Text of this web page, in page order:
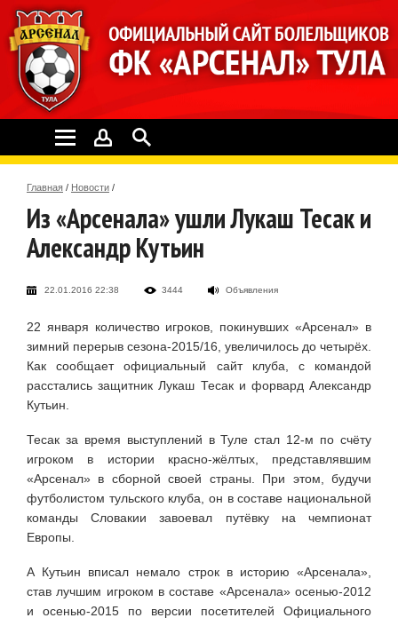
Главная / Новости /
Из «Арсенала» ушли Лукаш Тесак и
Александр Кутьин
22.01.2016 22:38 3444 Объявления
22 января количество игроков, покинувших «Арсенал» в
зимний перерыв сезона-2015/16, увеличилось до четырёх.
Как сообщает официальный сайт клуба, с командой
расстались защитник Лукаш Тесак и форвард Александр
Кутьин.
Тесак за время выступлений в Туле стал 12-м по счёту
игроком в истории красно-жёлтых, представлявшим
«Арсенал» в сборной своей страны. При этом, будучи
футболистом тульского клуба, он в составе национальной
команды Словакии завоевал путёвку на чемпионат
Европы.
А Кутьин вписал немало строк в историю «Арсенала»,
став лучшим игроком в составе «Арсенала» осенью-2012
и осенью-2015 по версии посетителей Официального